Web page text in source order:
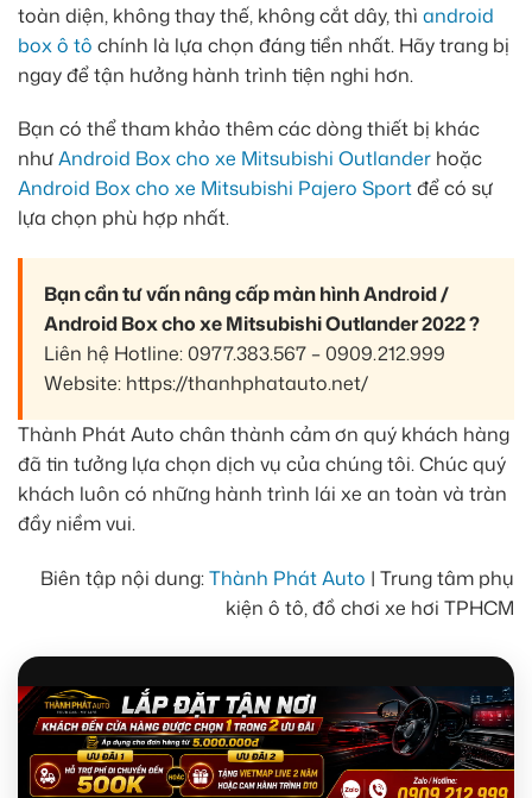
toàn diện, không thay thế, không cắt dây, thì android
box ô tô chính là lựa chọn đáng tiền nhất. Hãy trang bị
ngay để tận hưởng hành trình tiện nghi hơn.
Bạn có thể tham khảo thêm các dòng thiết bị khác
nhưAndroid Box cho xe Mitsubishi Outlander hoặc
Android Box cho xe Mitsubishi Pajero Sportđể có sự
lựa chọn phù hợp nhất.
Bạn cần tư vấn nâng cấp màn hình Android /
Android Box cho xe Mitsubishi Outlander 2022 ?
Liên hệ Hotline: 0977.383.567 – 0909.212.999
Website: https://thanhphatauto.net/
Thành Phát Auto chân thành cảm ơn quý khách hàng
đã tin tưởng lựa chọn dịch vụ của chúng tôi. Chúc quý
khách luôn có những hành trình lái xe an toàn và tràn
đầy niềm vui.
Biên tập nội dung:Thành Phát Auto | Trung tâm phụ
kiện ô tô, đồ chơi xe hơi TPHCM